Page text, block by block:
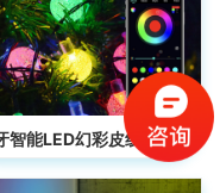
蓝牙智能LED幻彩皮线灯方案